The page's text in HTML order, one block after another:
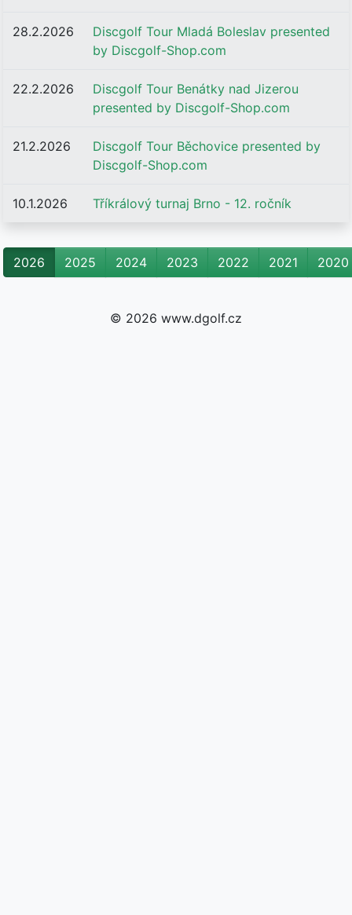
28.2.2026
Discgolf Tour Mladá Boleslav presented
by Discgolf-Shop.com
22.2.2026
Discgolf Tour Benátky nad Jizerou
presented by Discgolf-Shop.com
21.2.2026
Discgolf Tour Běchovice presented by
Discgolf-Shop.com
10.1.2026 Tříkrálový turnaj Brno - 12. ročník
2026 2025 2024 2023 2022 2021 2020
© 2026 www.dgolf.cz